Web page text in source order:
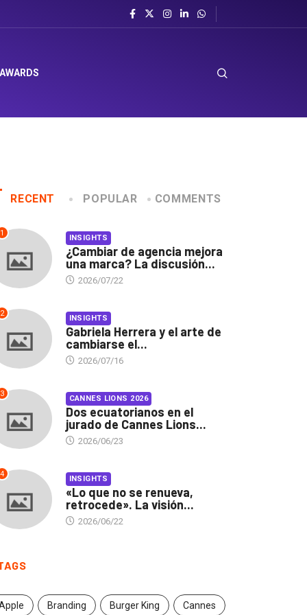
RECENT POPULAR COMMENTS
1 INSIGHTS
¿Cambiar de agencia mejora
una marca? La discusión...
2026/07/22
2 INSIGHTS
Gabriela Herrera y el arte de
cambiarse el...
2026/07/16
3 CANNES LIONS 2026
Dos ecuatorianos en el
jurado de Cannes Lions...
2026/06/23
4 INSIGHTS
«Lo que no se renueva,
retrocede». La visión...
2026/06/22
Branding Burger King Cannes